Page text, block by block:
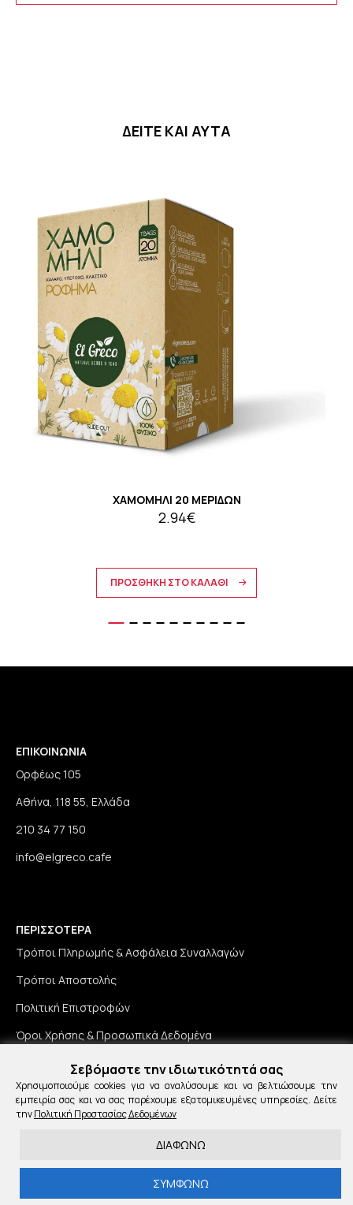
ΔΕΙΤΕ ΚΑΙ ΑΥΤΑ
ΧΑΜΟΜΗΛΙ 20 ΜΕΡΙΔΩΝ
2.94€
ΠΡΟΣΘΗΚΗ ΣΤΟ ΚΑΛΑΘΙ
ΕΠΙΚΟΙΝΩΝΙΑ
Ορφέως 105
Αθήνα, 118 55, Ελλάδα
210 34 77 150
info@elgreco.cafe
ΠΕΡΙΣΣΟΤΕΡΑ
Τρόποι Πληρωμής & Ασφάλεια Συναλλαγών
Τρόποι Αποστολής
Πολιτική Επιστροφών
Όροι Χρήσης & Προσωπικά Δεδομένα
NEWSLETTER
Σεβόμαστε την ιδιωτικότητά σας
Χρησιμοποιούμε cookies για να αναλύσουμε και να βελτιώσουμε την
εμπειρία σας και να σας παρέχουμε εξατομικευμένες υπηρεσίες. Δείτε
τηνΠολιτική Προστασίας Δεδομένων
ΔΙΑΦΩΝΩ
ΣΥΜΦΩΝΩ